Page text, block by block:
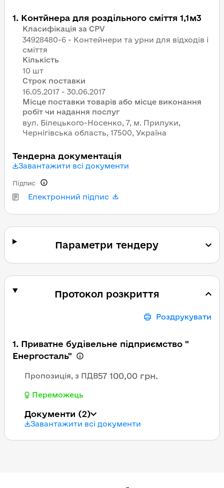
1. Контйнера для роздільного сміття 1,1м3
Класифікація за CPV
34928480-6 - Контейнери та урни для відходів і
сміття
Кількість
10 шт
Строк поставки
Місце поставки товарів або місце виконання
робіт чи надання послуг
вул. Білецького-Носенко, 7, м. Прилуки,
Чернігівська область, 17500, Україна
Тендерна документація
Завантажити всі документи
Електронний підпис
Підпис
Параметри тендеру
Протокол розкриття
Роздрукувати
1. Приватне будівельне підприємство "
Енергосталь"
Пропозиція, з ПДВ57 100,00 грн.
Переможець
Документи (2)
Завантажити всі документи